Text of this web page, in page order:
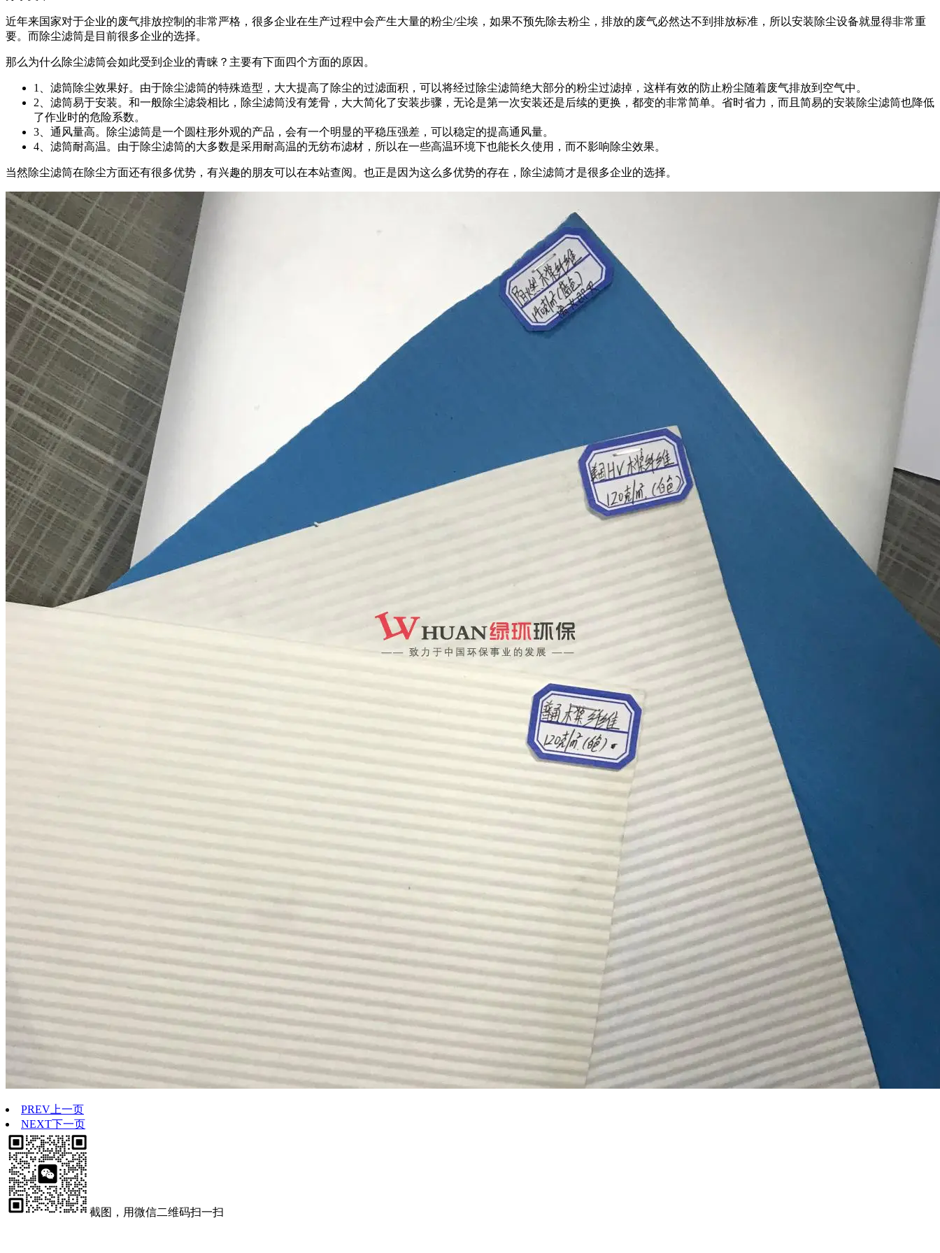
近年来国家对于企业的废气排放控制的非常严格，很多企业在生产过程中会产生大量的粉尘/尘埃，如果不预先除去粉尘，排放的废气必然达不到排放标准，所以安装除尘设备就显得非常重
要。而除尘滤筒是目前很多企业的选择。
那么为什么除尘滤筒会如此受到企业的青睐？主要有下面四个方面的原因。
1、滤筒除尘效果好。由于除尘滤筒的特殊造型，大大提高了除尘的过滤面积，可以将经过除尘滤筒绝大部分的粉尘过滤掉，这样有效的防止粉尘随着废气排放到空气中。
2、滤筒易于安装。和一般除尘滤袋相比，除尘滤筒没有笼骨，大大简化了安装步骤，无论是第一次安装还是后续的更换，都变的非常简单。省时省力，而且简易的安装除尘滤筒也降低
了作业时的危险系数。
3、通风量高。除尘滤筒是一个圆柱形外观的产品，会有一个明显的平稳压强差，可以稳定的提高通风量。
4、滤筒耐高温。由于除尘滤筒的大多数是采用耐高温的无纺布滤材，所以在一些高温环境下也能长久使用，而不影响除尘效果。
当然除尘滤筒在除尘方面还有很多优势，有兴趣的朋友可以在本站查阅。也正是因为这么多优势的存在，除尘滤筒才是很多企业的选择。
PREV 上一页
NEXT下一页
截图，用微信二维码扫一扫